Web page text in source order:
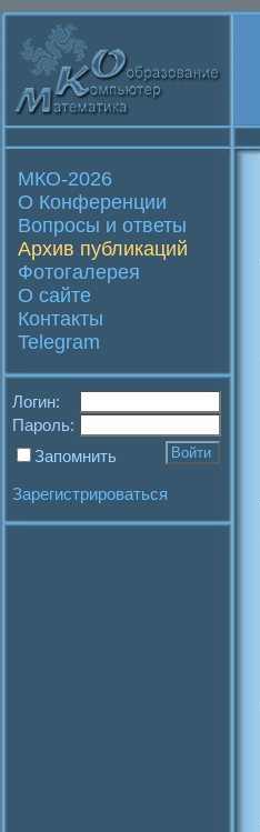
МКО-2026
О Конференции
Вопросы и ответы
Архив публикаций
Фотогалерея
О сайте
Контакты
Telegram
Логин:
Пароль:
Запомнить
Зарегистрироваться